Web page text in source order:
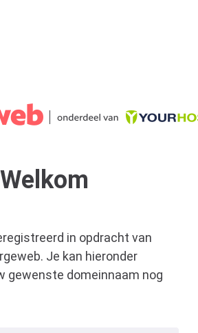
Welkom
in opdracht van
Je kan hieronder
gewenste domeinnaam nog